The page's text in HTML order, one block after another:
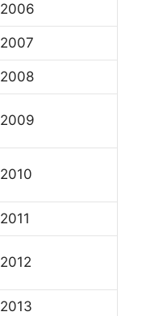
2006
2007
2008
2009
2010
2011
2012
2013